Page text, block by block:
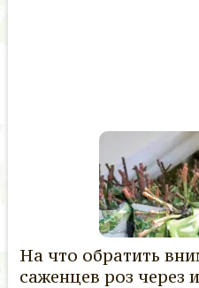
На что обратить
саженцев роз через